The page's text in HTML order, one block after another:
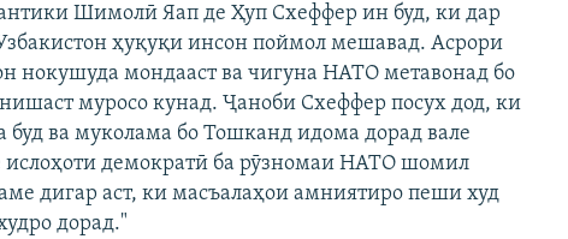
Шимолӣ Яап де Ҳуп Схеффер ин буд, ки дар
ҳуқуқи инсон поймол мешавад. Асрори
нокушуда мондааст ва чигуна НАТО метавонад бо
муросо кунад. Ҷаноби Схеффер посух дод, ки
ва муколама бо Тошканд идома дорад вале
ислоҳоти демократӣ ба рӯзномаи НАТО шомил
дигар аст, ки масъалаҳои амниятиро пеши худ
дорад."